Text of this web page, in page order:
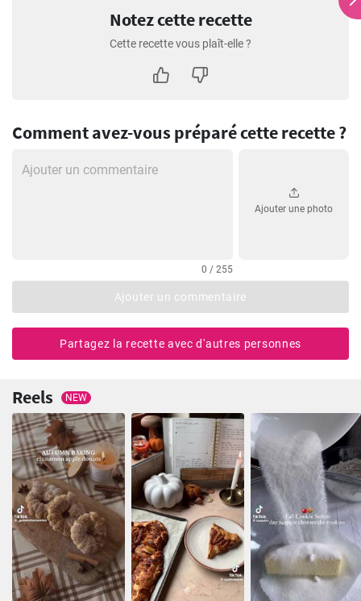
Notez cette recette
Cette recette vous plaît-elle ?
Comment avez-vous préparé cette recette ?
0 / 255
Ajouter une photo
Ajouter un commentaire
Partagez la recette avec d'autres personnes
Reels NEW